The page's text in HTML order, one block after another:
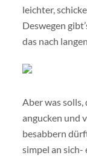
leichter,
Deswegen
das nach
Aber was
angucken und
besabbern
simpel an sich-